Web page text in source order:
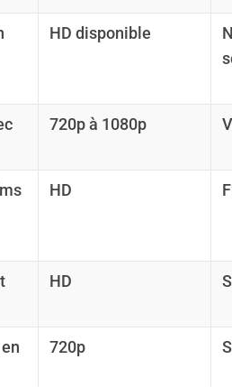
HD disponible
720p à 1080p
HD
HD
720p